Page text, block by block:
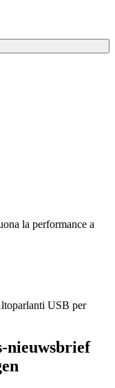
la performance a
USB per
nieuwsbrief